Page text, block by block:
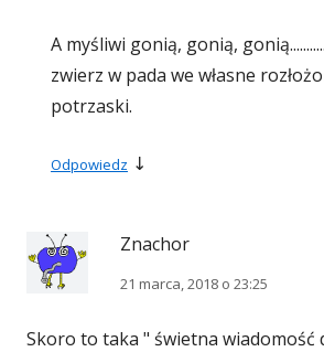
A myśliwi gonią, gonią,
zwierz w pada we własne
potrzaski.
Odpowiedz ↓
Znachor
21 marca, 2018 o 23:25
Skoro to taka " świetna wiadomość